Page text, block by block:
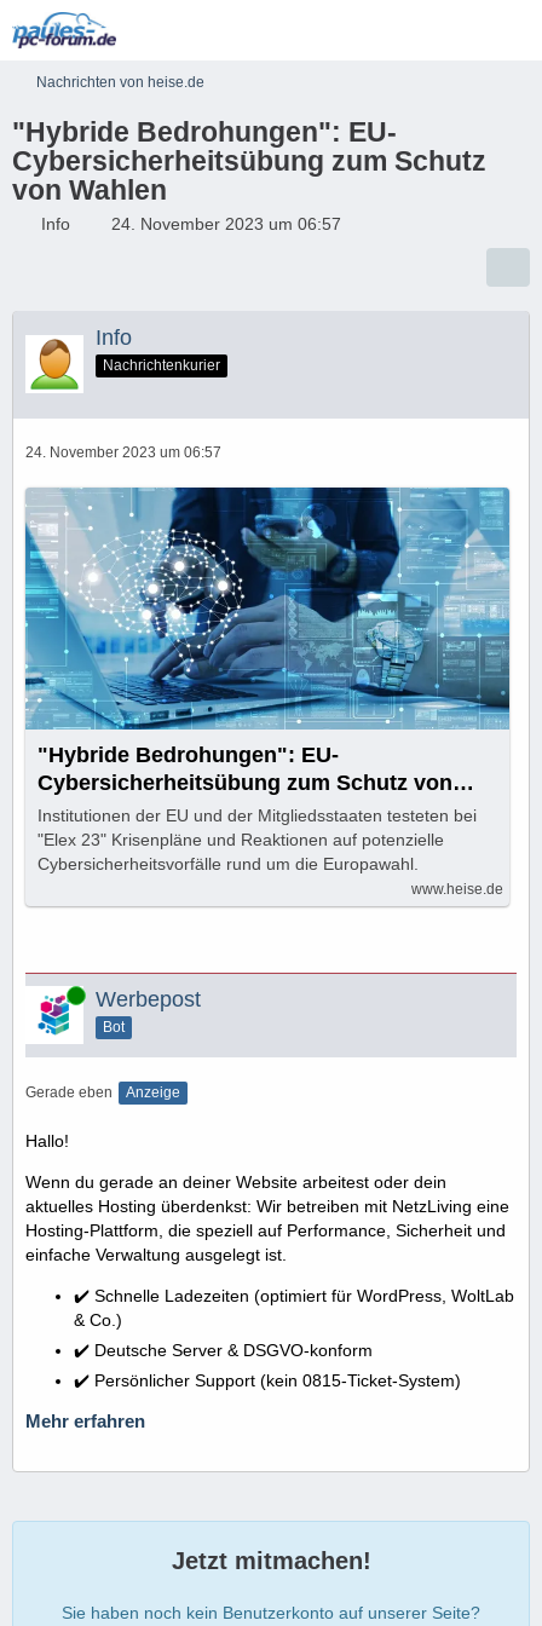
Nachrichten von heise.de
"Hybride Bedrohungen": EU-
Cybersicherheitsübung zum Schutz
von Wahlen
Info 24. November 2023 um 06:57
Info
Nachrichtenkurier
24. November 2023 um 06:57
"Hybride Bedrohungen": EU-
Cybersicherheitsübung zum Schutz von
Wahlen
Institutionen der EU und der Mitgliedsstaaten testeten bei
"Elex 23" Krisenpläne und Reaktionen auf potenzielle
Cybersicherheitsvorfälle rund um die Europawahl.
www.heise.de
Online Werbepost
Bot
Gerade eben Anzeige
Hallo!
Wenn du gerade an deiner Website arbeitest oder dein
aktuelles Hosting überdenkst: Wir betreiben mit NetzLiving eine
Hosting-Plattform, die speziell auf Performance, Sicherheit und
einfache Verwaltung ausgelegt ist.
✔️ Schnelle Ladezeiten (optimiert für WordPress, WoltLab
& Co.)
✔️ Deutsche Server & DSGVO-konform
✔️ Persönlicher Support (kein 0815-Ticket-System)
Mehr erfahren
Jetzt mitmachen!
Sie haben noch kein Benutzerkonto auf unserer Seite?